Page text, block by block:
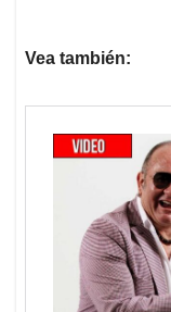
Vea también: